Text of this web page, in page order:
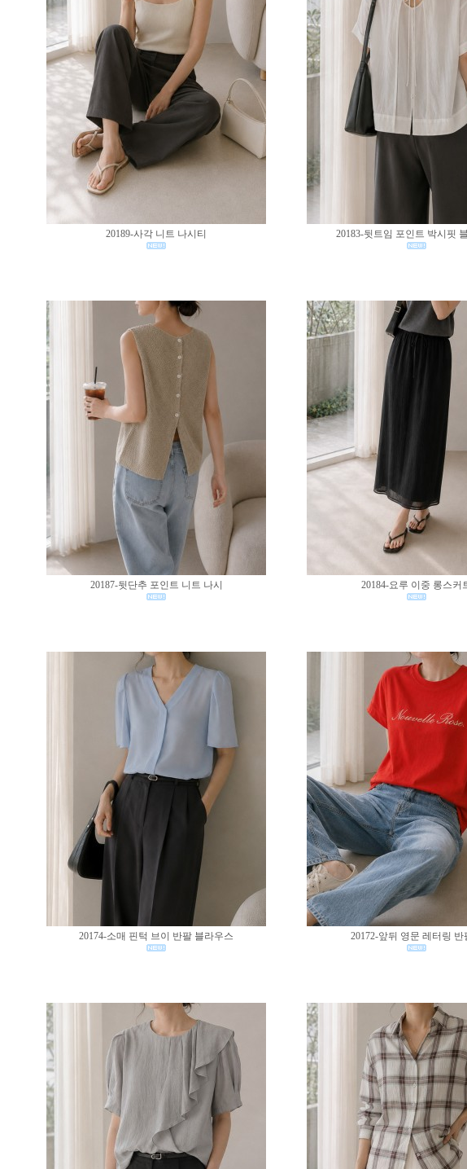
20189-사각 니트 나시티 20183-뒷트임 포인트 박시핏
20187-뒷단추 포인트 니트 나시 20184-요루 이중 롱스커
20174-소매 핀턱 브이 반팔 블라우스 20172-앞뒤 영문 레터링 반